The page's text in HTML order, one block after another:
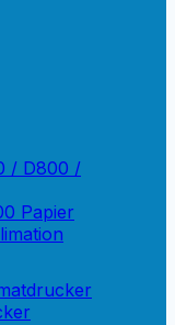
/ D800 /
Papier